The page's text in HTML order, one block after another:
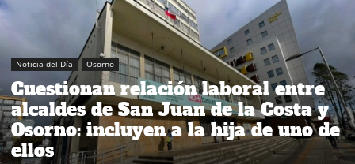
Noticia del Día Osorno
Cuestionan relación laboral entre
alcaldes de San Juan de la Costa y
Osorno: incluyen a la hija de uno de
ellos